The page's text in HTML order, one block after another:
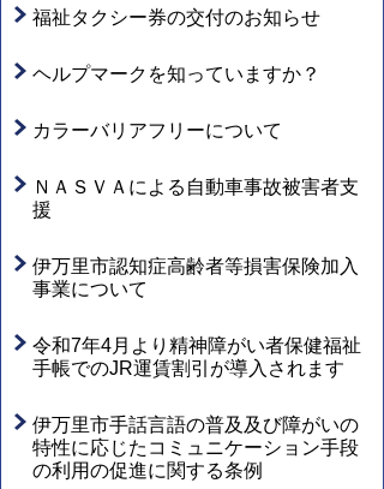
福祉タクシー券の交付のお知らせ
ヘルプマークを知っていますか？
カラーバリアフリーについて
ＮＡＳＶＡによる自動車事故被害者支
援
伊万里市認知症高齢者等損害保険加入
事業について
令和7年4月より精神障がい者保健福祉
手帳でのJR運賃割引が導入されます
伊万里市手話言語の普及及び障がいの
特性に応じたコミュニケーション手段
の利用の促進に関する条例